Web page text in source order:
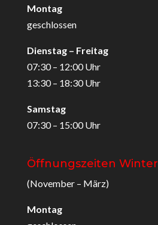
Montag
geschlossen
Dienstag – Freitag
07:30 – 12:00 Uhr
13:30 – 18:30 Uhr
Samstag
07:30 – 15:00 Uhr
Öffnungszeiten Winter
(November – März)
Montag